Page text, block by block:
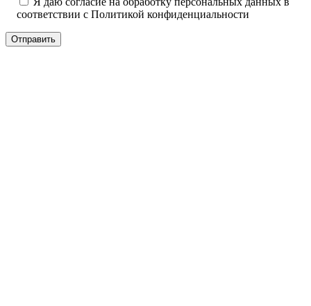
соответствии с Политикой конфиденциальности